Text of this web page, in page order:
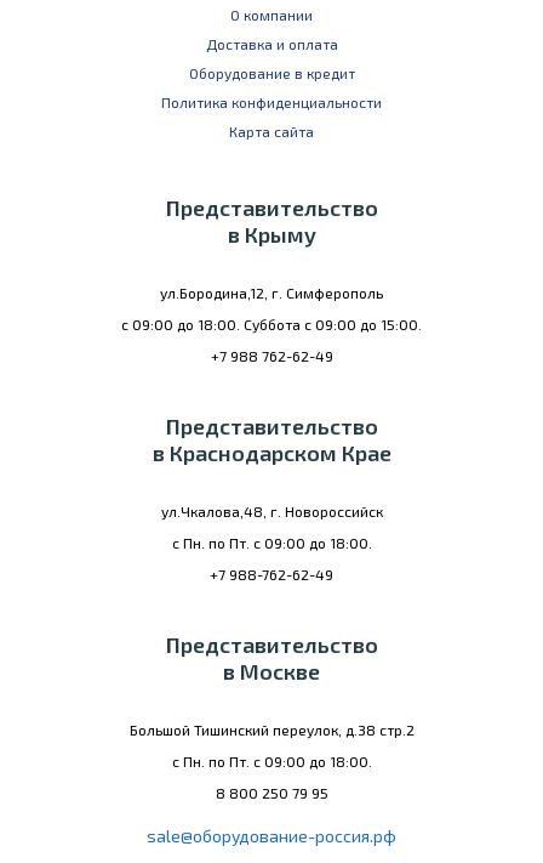
О компании
Доставка и оплата
Оборудование в кредит
Политика конфиденциальности
Карта сайта
Представительство
в Крыму
ул.Бородина,12, г. Симферополь
с 09:00 до 18:00. Суббота с 09:00 до 15:00.
+7 988 762-62-49
Представительство
в Краснодарском Крае
ул.Чкалова,48, г. Новороссийск
с Пн. по Пт. с 09:00 до 18:00.
+7 988-762-62-49
Представительство
в Москве
Большой Тишинский переулок, д.38 стр.2
с Пн. по Пт. с 09:00 до 18:00.
8 800 250 79 95
sale@оборудование-россия.рф